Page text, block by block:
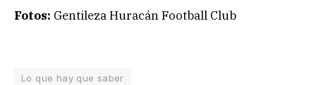
Fotos: Gentileza Huracán Football Club
Lo que hay que saber